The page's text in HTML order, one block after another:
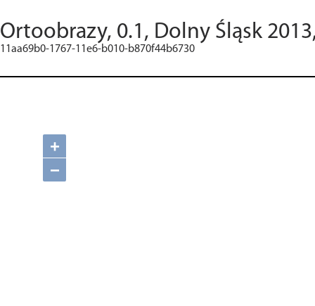
Ortoobrazy, 0.1, Dolny Śląsk
11aa69b0-1767-11e6-b010-b870f44b6730
+
−